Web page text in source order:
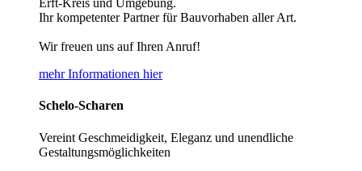
Erft-Kreis und Umgebung.
Ihr kompetenter Partner für Bauvorhaben aller Art.
Wir freuen uns auf Ihren Anruf!
mehr Informationen hier
Schelo-Scharen
Vereint Geschmeidigkeit, Eleganz und unendliche
Gestaltungsmöglichkeiten